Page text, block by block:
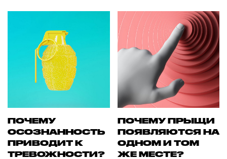
ПОЧЕМУ
ОСОЗНАННОСТЬ
ПРИВОДИТ К
ТРЕВОЖНОСТИ?
ПОЧЕМУ ПРЫЩИ
ПОЯВЛЯЮТСЯ НА
ОДНОМ И ТОМ
ЖЕ МЕСТЕ?